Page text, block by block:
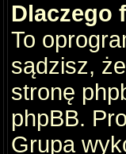
Dlaczego
To
sądzisz,
stronę
phpBB.
Grupa